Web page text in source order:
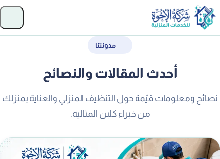
تخطَّ إلى المحتوى
الصفحة الرئيسيةمدونتنا
أحدث المقالات والنصائح
نصائح ومعلومات قيّمة حول التنظيف المنزلي والعناية بمنزلك
من خبراء كلين المثالية.